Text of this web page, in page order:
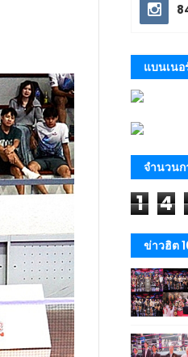
แบนเน
จำนวนก
1 4
ข่าวฮิต